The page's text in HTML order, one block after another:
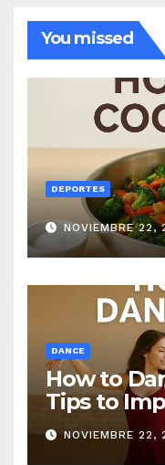
You missed
DEPORTES
NOVIEMBRE
DANCE
How to
Tips to
Dancing
NOVIEMBRE